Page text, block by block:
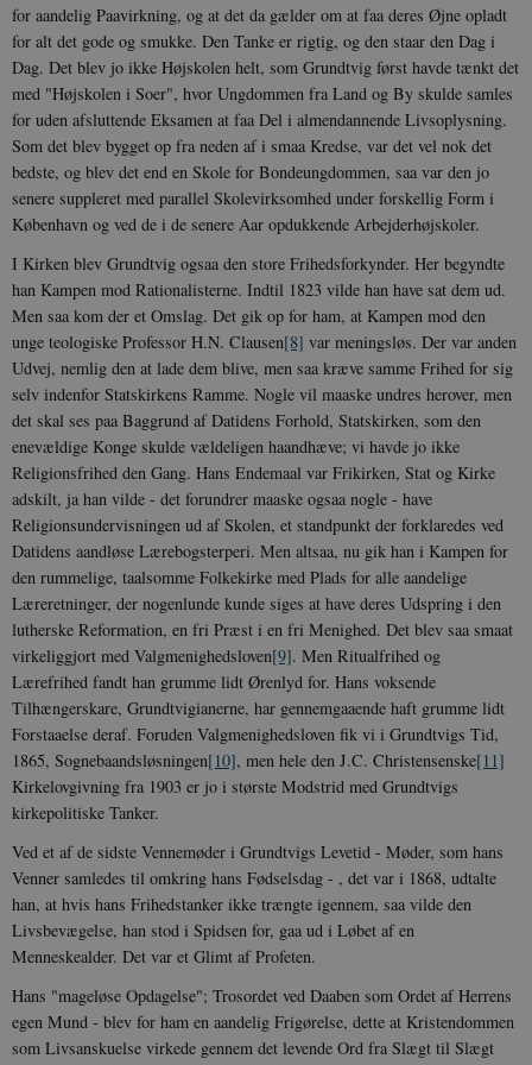
for aandelig Paavirkning, og at det da gælder om at faa deres Øjne opladt
for alt det gode og smukke. Den Tanke er rigtig, og den staar den Dag i
Dag. Det blev jo ikke Højskolen helt, som Grundtvig først havde tænkt det
med "Højskolen i Soer", hvor Ungdommen fra Land og By skulde samles
for uden afsluttende Eksamen at faa Del i almendannende Livsoplysning.
Som det blev bygget op fra neden af i smaa Kredse, var det vel nok det
bedste, og blev det end en Skole for Bondeungdommen, saa var den jo
senere suppleret med parallel Skolevirksomhed under forskellig Form i
København og ved de i de senere Aar opdukkende Arbejderhøjskoler.
I Kirken blev Grundtvig ogsaa den store Frihedsforkynder. Her begyndte
han Kampen mod Rationalisterne. Indtil 1823 vilde han have sat dem ud.
Men saa kom der et Omslag. Det gik op for ham, at Kampen mod den
unge teologiske Professor H.N. Clausen[8] var meningsløs. Der var anden
Udvej, nemlig den at lade dem blive, men saa kræve samme Frihed for sig
selv indenfor Statskirkens Ramme. Nogle vil maaske undres herover, men
det skal ses paa Baggrund af Datidens Forhold, Statskirken, som den
enevældige Konge skulde vældeligen haandhæve; vi havde jo ikke
Religionsfrihed den Gang. Hans Endemaal var Frikirken, Stat og Kirke
adskilt, ja han vilde - det forundrer maaske ogsaa nogle - have
Religionsundervisningen ud af Skolen, et standpunkt der forklaredes ved
Datidens aandløse Lærebogsterperi. Men altsaa, nu gik han i Kampen for
den rummelige, taalsomme Folkekirke med Plads for alle aandelige
Læreretninger, der nogenlunde kunde siges at have deres Udspring i den
lutherske Reformation, en fri Præst i en fri Menighed. Det blev saa smaat
virkeliggjort med Valgmenighedsloven[9]. Men Ritualfrihed og
Lærefrihed fandt han grumme lidt Ørenlyd for. Hans voksende
Tilhængerskare, Grundtvigianerne, har gennemgaaende haft grumme lidt
Forstaaelse deraf. Foruden Valgmenighedsloven fik vi i Grundtvigs Tid,
1865, Sognebaandsløsningen[10], men hele den J.C. Christensenske[11]
Kirkelovgivning fra 1903 er jo i største Modstrid med Grundtvigs
kirkepolitiske Tanker.
Ved et af de sidste Vennemøder i Grundtvigs Levetid - Møder, som hans
Venner samledes til omkring hans Fødselsdag - , det var i 1868, udtalte
han, at hvis hans Frihedstanker ikke trængte igennem, saa vilde den
Livsbevægelse, han stod i Spidsen for, gaa ud i Løbet af en
Menneskealder. Det var et Glimt af Profeten.
Hans "mageløse Opdagelse"; Trosordet ved Daaben som Ordet af Herrens
egen Mund - blev for ham en aandelig Frigørelse, dette at Kristendommen
som Livsanskuelse virkede gennem det levende Ord fra Slægt til Slægt